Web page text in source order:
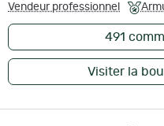
Vendeur professionnel
491
Visiter la